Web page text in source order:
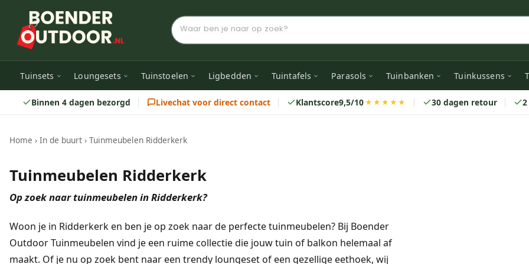
Tuinsets Loungesets Tuinstoelen Ligbedden Tuintafels Parasols Tuinbanken Tuinkussens
Binnen 4 dagen bezorgd Livechat voor direct contact Klantscore9,5/10★★★★★ 30 dagen retour
Home › In de buurt › Tuinmeubelen Ridderkerk
Tuinmeubelen Ridderkerk
Op zoek naar tuinmeubelen in Ridderkerk?
Woon je in Ridderkerk en ben je op zoek naar de perfecte tuinmeubelen? Bij Boender
Outdoor Tuinmeubelen vind je een ruime collectie die jouw tuin of balkon helemaal af
maakt. Of je nu op zoek bent naar een trendy loungeset of een gezellige eethoek, wij